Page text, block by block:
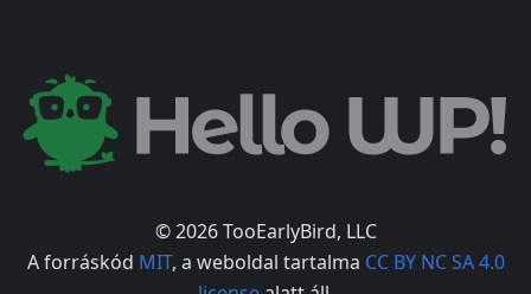
© 2026 TooEarlyBird, LLC
A forráskód MIT, a weboldal tartalma CC BY NC SA 4.0